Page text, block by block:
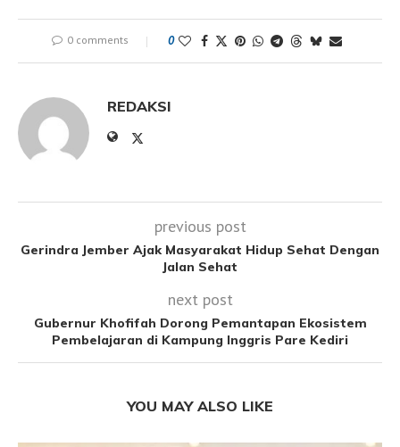
0 comments 0
REDAKSI
previous post
Gerindra Jember Ajak Masyarakat Hidup Sehat Dengan
Jalan Sehat
next post
Gubernur Khofifah Dorong Pemantapan Ekosistem
Pembelajaran di Kampung Inggris Pare Kediri
YOU MAY ALSO LIKE